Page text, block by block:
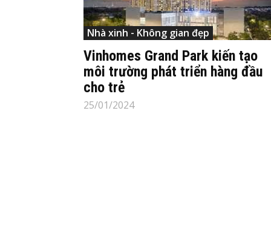
Nhà xinh - Không gian đẹp
Vinhomes Grand Park kiến tạo
môi trường phát triển hàng đầu
cho trẻ
25/01/2024